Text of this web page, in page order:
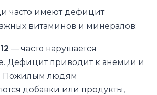
часто имеют дефицит
витаминов и минералов:
— часто нарушается
Дефицит приводит к анемии и
Пожилым людям
добавки или продукты,